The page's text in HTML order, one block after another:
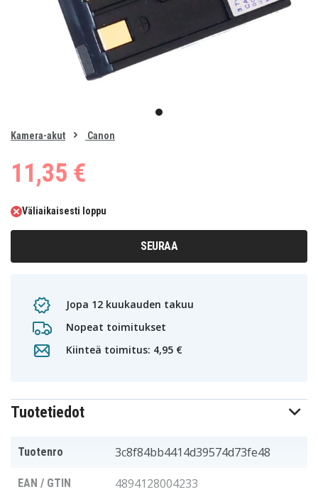
item
of
Kamera-akut Canon
11,35 €
Väliaikaisesti loppu
SEURAA
Jopa 12 kuukauden takuu
Nopeat toimitukset
Kiinteä toimitus: 4,95 €
Tuotetiedot
Tuotenro 3c8f84bb4414d39574d73fe48
EAN / GTIN 4894128004233